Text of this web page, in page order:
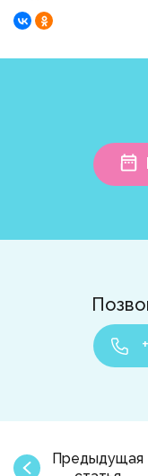
Предыдущая